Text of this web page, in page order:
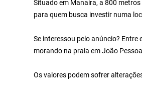
Situado em Manaíra, a 800
para quem busca investir numa
Se interessou pelo anúncio?
morando na praia em João
Os valores podem sofrer